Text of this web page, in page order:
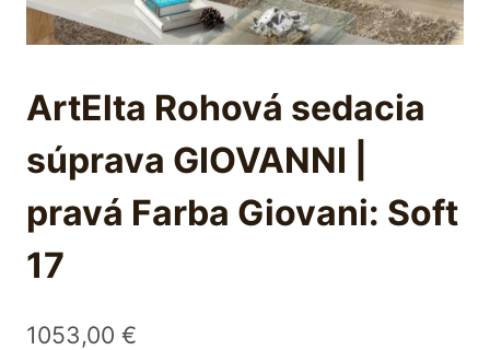
ArtElta Rohová sedacia
súprava GIOVANNI |
pravá Farba Giovani: Soft
17
1053,00 €